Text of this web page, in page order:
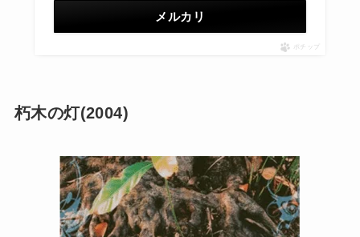
メルカリ
ポチップ
朽木の灯(2004)